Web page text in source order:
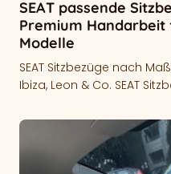
SEAT passende
Premium Handarbeit
Modelle
SEAT Sitzbezüge nach
Ibiza, Leon & Co. SEAT